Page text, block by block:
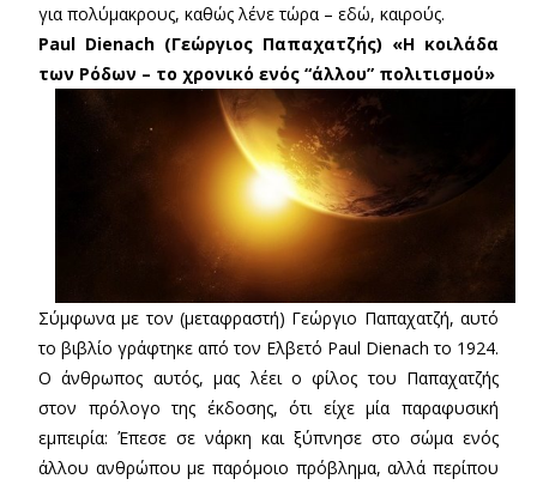
για πολύμακρους, καθώς λένε τώρα – εδώ, καιρούς.
Paul Dienach (Γεώργιος Παπαχατζής) «Η κοιλάδα
των Ρόδων – το χρονικό ενός “άλλου” πολιτισμού»
Σύμφωνα με τον (μεταφραστή) Γεώργιο Παπαχατζή, αυτό
το βιβλίο γράφτηκε από τον Ελβετό Paul Dienach το 1924.
Ο άνθρωπος αυτός, μας λέει ο φίλος του Παπαχατζής
στον πρόλογο της έκδοσης, ότι είχε μία παραφυσική
εμπειρία: Έπεσε σε νάρκη και ξύπνησε στο σώμα ενός
άλλου ανθρώπου με παρόμοιο πρόβλημα, αλλά περίπου